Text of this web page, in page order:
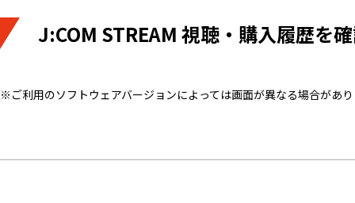
J:COM STREAM 視聴・購入履歴を
※ご利用のソフトウェアバージョンによっては画面が異なる場合があ